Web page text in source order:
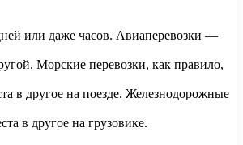
или даже часов. Авиаперевозки —
Морские перевозки, как правило,
в другое на поезде. Железнодорожные
в другое на грузовике.